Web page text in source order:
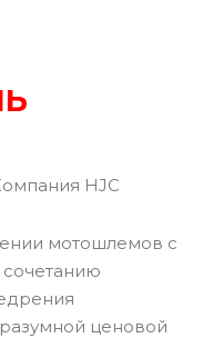
HJC
мотошлемов с
сочетанию
ценовой